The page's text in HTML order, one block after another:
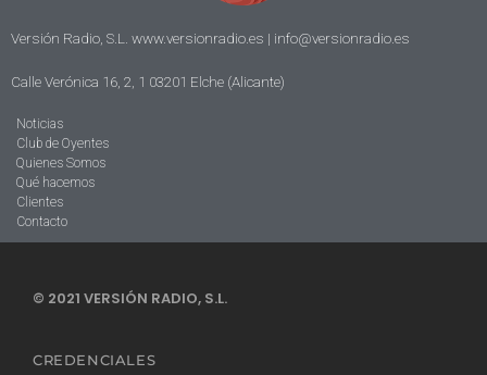
Versión Radio, S.L. www.versionradio.es | info@versionradio.es
Calle Verónica 16, 2, 1 03201 Elche (Alicante)
Noticias
Club de Oyentes
Quienes Somos
Qué hacemos
Clientes
Contacto
© 2021 VERSIÓN RADIO, S.L.
CREDENCIALES